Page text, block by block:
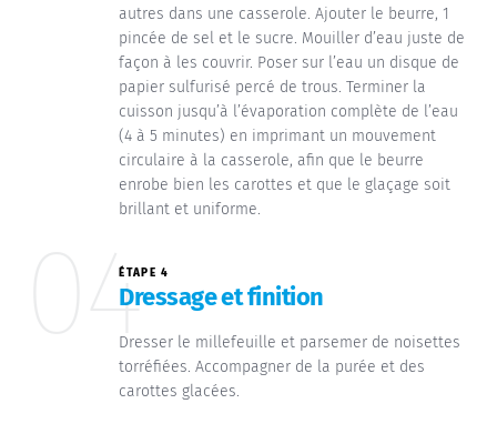
autres dans une casserole. Ajouter le beurre, 1
pincée de sel et le sucre. Mouiller d’eau juste de
façon à les couvrir. Poser sur l’eau un disque de
papier sulfurisé percé de trous. Terminer la
cuisson jusqu’à l’évaporation complète de l’eau
(4 à 5 minutes) en imprimant un mouvement
circulaire à la casserole, afin que le beurre
enrobe bien les carottes et que le glaçage soit
brillant et uniforme.
04ÉTAPE 4
Dressage et finition
Dresser le millefeuille et parsemer de noisettes
torréfiées. Accompagner de la purée et des
carottes glacées.